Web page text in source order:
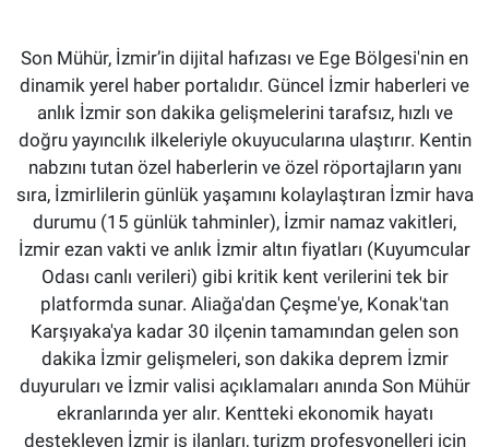
Son Mühür, İzmir’in dijital hafızası ve Ege Bölgesi'nin en
dinamik yerel haber portalıdır. Güncel İzmir haberleri ve
anlık İzmir son dakika gelişmelerini tarafsız, hızlı ve
doğru yayıncılık ilkeleriyle okuyucularına ulaştırır. Kentin
nabzını tutan özel haberlerin ve özel röportajların yanı
sıra, İzmirlilerin günlük yaşamını kolaylaştıran İzmir hava
durumu (15 günlük tahminler), İzmir namaz vakitleri,
İzmir ezan vakti ve anlık İzmir altın fiyatları (Kuyumcular
Odası canlı verileri) gibi kritik kent verilerini tek bir
platformda sunar. Aliağa'dan Çeşme'ye, Konak'tan
Karşıyaka'ya kadar 30 ilçenin tamamından gelen son
dakika İzmir gelişmeleri, son dakika deprem İzmir
duyuruları ve İzmir valisi açıklamaları anında Son Mühür
ekranlarında yer alır. Kentteki ekonomik hayatı
destekleyen İzmir iş ilanları, turizm profesyonelleri için